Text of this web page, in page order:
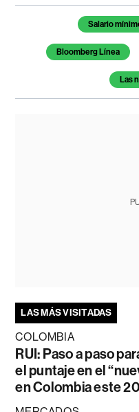
Temas de este artículo
Salario
Bloomberg Línea
Las
LAS MÁS VISITADAS
COLOMBIA
RUI: Paso a paso
el puntaje en el
en Colombia este